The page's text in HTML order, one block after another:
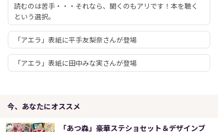
読むのは苦手・・・それなら、聞くのもアリです！本を聴く
という選択。
「アエラ」表紙に平手友梨奈さんが登場
「アエラ」表紙に田中みな実さんが登場
今、あなたにオススメ
「あつ森」豪華ステショセット＆デザインブ